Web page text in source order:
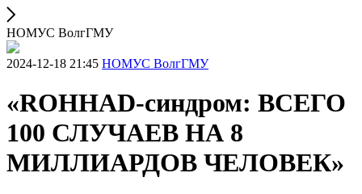
НОМУС ВолгГМУ
2024-12-18 21:45 НОМУС ВолгГМУ
«ROHHAD-синдром: ВСЕГО
100 СЛУЧАЕВ НА 8
МИЛЛИАРДОВ ЧЕЛОВЕК»